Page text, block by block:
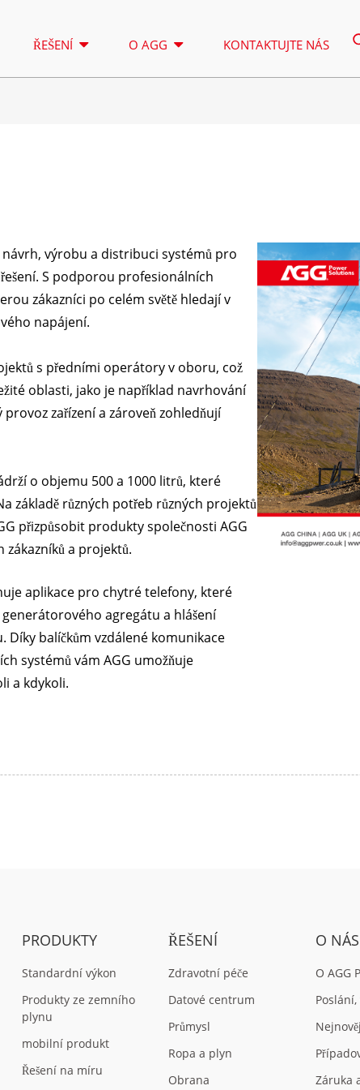
ŘADA P 10–220 KVA
ŘADA DE 22–250 KVA
ŘADA
ŘADA
ŘADA
ŘADA
ŘADA
ŘEŠENÍ O AGG KONTAKTUJTE NÁS
výrobu a distribuci systémů pro
S podporou profesionálních
zákazníci po celém světě hledají v
napájení.
s předními operátory v oboru, což
oblasti, jako je například navrhování
zařízení a zároveň zohledňují
o objemu 500 a 1000 litrů, které
základě různých potřeb různých projektů
přizpůsobit produkty společnosti AGG
a projektů.
aplikace pro chytré telefony, které
agregátu a hlášení
Díky balíčkům vzdálené komunikace
systémů vám AGG umožňuje
a kdykoli.
PRODUKTY
Standardní výkon
Produkty ze zemního
plynu
mobilní produkt
Řešení na míru
ŘEŠENÍ
Zdravotní péče
Datové centrum
Průmysl
Ropa a plyn
Obrana
O NÁS
O AGG
Záruka